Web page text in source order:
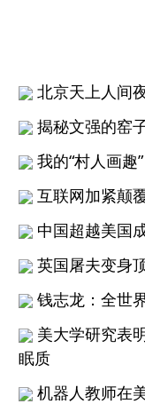
北京天上人间
揭秘文强的窑
我的“村人画趣”
互联网加紧颠
中国超越美国
英国屠夫变身
钱志龙：全世
美大学研究表
眠质
机器人教师在